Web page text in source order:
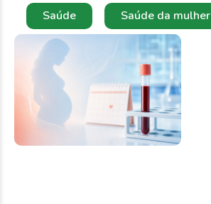
Saúde Saúde da mulher